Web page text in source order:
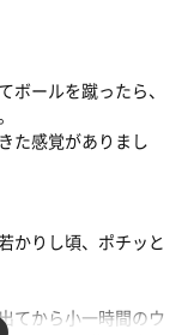
あり。
を購入♪
のレモンサワー
トマト巻き、ねぎタ
ラストオーダー。
かしの「白い巨塔」
の別館「大樽」。
めて注文する「麻
効いており、豚肉も
予想以上の大人の味
こえ、点滅する小
出来るのも外気浴
暮れだろう。
開けてみた。
チームサウナ」であ
塩。何だか懐かしい
い木製のコンパク
ている。
理やり詰め込み、タ
扉を開ける。正面
ュ」。館内入館時
。
し過ぎた頃、サ室の
ールを蹴ったら、
た感覚がありまし
かりし頃、ポチッと
てから小一時間のウ